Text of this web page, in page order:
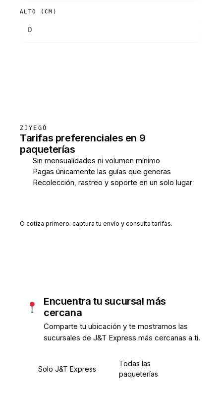
ALTO (CM)
ZIYEGÓ
Tarifas preferenciales en 9
paqueterías
Sin mensualidades ni volumen mínimo
Pagas únicamente las guías que generas
Recolección, rastreo y soporte en un solo lugar
O cotiza primero: captura tu envío y consulta tarifas.
Encuentra tu sucursal más
cercana
Comparte tu ubicación y te mostramos las
sucursales de J&T Express más cercanas a ti.
Solo J&T Express
Todas las
paqueterías